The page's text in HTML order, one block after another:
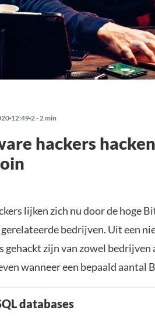
12:49 2 - 2 min
hackers
lijken zich nu door de hoge
bedrijven. Uit een
gehackt zijn van zowel bedrijven
wanneer een bepaald aantal
databases